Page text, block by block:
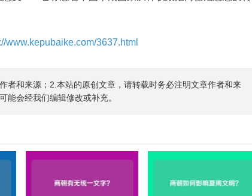
www.kepubaike.com/3637.html
者和来源；2.本站的原创文章，请转载时务必注明文章作者和来
能会经我们编辑修改或补充。